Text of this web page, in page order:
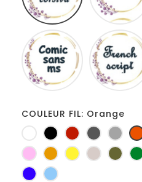
Comic
sans
ms
COULEUR FIL: Orange
BlancNoir RougeGris
foncé
Gris
clair
RoseJaune
d'or
jauneFicelleKaki
BleuBleu